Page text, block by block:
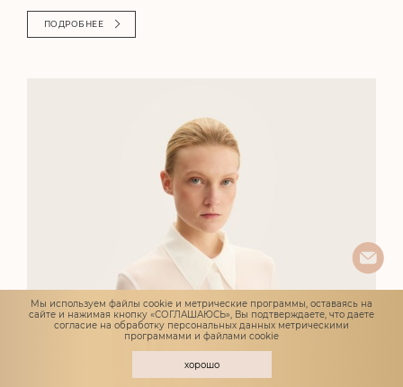
ПОДРОБНЕЕ
Мы используем файлы cookie и метрические программы, оставаясь на
сайте и нажимая кнопку «СОГЛАШАЮСЬ», Вы подтверждаете, что даете
согласие на обработку персональных данных метрическими
программами и файлами cookie
хорошо